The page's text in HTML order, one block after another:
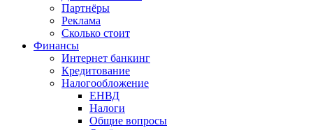
Партнёры
Реклама
Сколько стоит
Финансы
Интернет банкинг
Кредитование
Налогообложение
ЕНВД
Налоги
Общие вопросы